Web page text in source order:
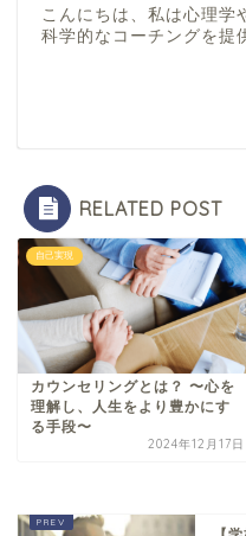
こんにちは、私は心理学
科学的なコーチングを提
RELATED POST
自己実現
カウンセリングとは？ 〜心を
理解し、人生をより豊かにす
る手段〜
2024年12月17日